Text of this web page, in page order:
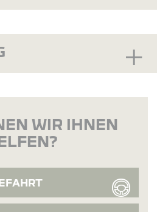
WIR IHNEN